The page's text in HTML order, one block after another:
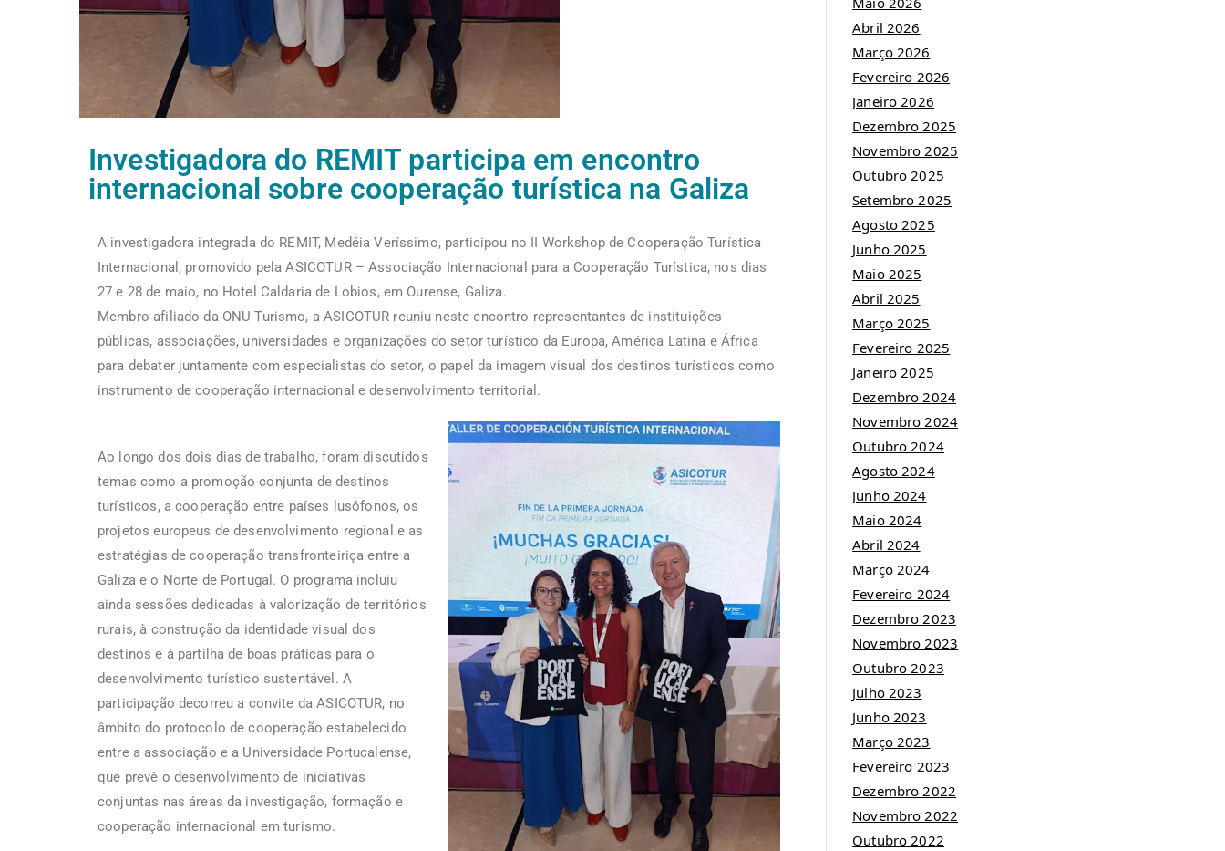
Investigadora do REMIT participa em encontro
internacional sobre cooperação turística na Galiza
A investigadora integrada do REMIT, Medéia Veríssimo, participou no II Workshop de Cooperação Turística
Internacional, promovido pela ASICOTUR – Associação Internacional para a Cooperação Turística, nos dias
27 e 28 de maio, no Hotel Caldaria de Lobios, em Ourense, Galiza.
Membro afiliado da ONU Turismo, a ASICOTUR reuniu neste encontro representantes de instituições
públicas, associações, universidades e organizações do setor turístico da Europa, América Latina e África
para debater juntamente com especialistas do setor, o papel da imagem visual dos destinos turísticos como
instrumento de cooperação internacional e desenvolvimento territorial.
Ao longo dos dois dias de trabalho, foram discutidos
temas como a promoção conjunta de destinos
turísticos, a cooperação entre países lusófonos, os
projetos europeus de desenvolvimento regional e as
estratégias de cooperação transfronteiriça entre a
Galiza e o Norte de Portugal. O programa incluiu
ainda sessões dedicadas à valorização de territórios
rurais, à construção da identidade visual dos
destinos e à partilha de boas práticas para o
desenvolvimento turístico sustentável. A
participação decorreu a convite da ASICOTUR, no
âmbito do protocolo de cooperação estabelecido
entre a associação e a Universidade Portucalense,
que prevê o desenvolvimento de iniciativas
conjuntas nas áreas da investigação, formação e
cooperação internacional em turismo.
Abril 2026
Março 2026
Fevereiro 2026
Janeiro 2026
Dezembro 2025
Novembro 2025
Outubro 2025
Setembro 2025
Agosto 2025
Junho 2025
Maio 2025
Abril 2025
Março 2025
Fevereiro 2025
Janeiro 2025
Dezembro 2024
Novembro 2024
Outubro 2024
Agosto 2024
Junho 2024
Maio 2024
Abril 2024
Março 2024
Fevereiro 2024
Dezembro 2023
Novembro 2023
Outubro 2023
Julho 2023
Junho 2023
Março 2023
Fevereiro 2023
Dezembro 2022
Novembro 2022
Outubro 2022